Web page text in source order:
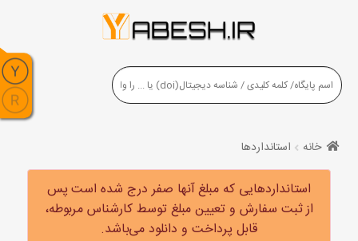
خانه استانداردها
استانداردهایی که مبلغ آنها صفر درج شده است پس
از ثبت سفارش و تعیین مبلغ توسط کارشناس مربوطه،
قابل پرداخت و دانلود می‌باشد.